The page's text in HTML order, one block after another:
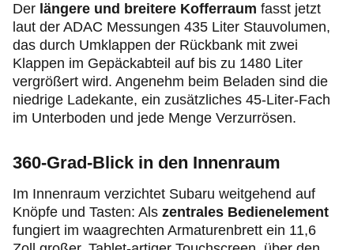
Der längere und breitere Kofferraum fasst jetzt
laut der ADAC Messungen 435 Liter Stauvolumen,
das durch Umklappen der Rückbank mit zwei
Klappen im Gepäckabteil auf bis zu 1480 Liter
vergrößert wird. Angenehm beim Beladen sind die
niedrige Ladekante, ein zusätzliches 45-Liter-Fach
im Unterboden und jede Menge Verzurrösen.
360-Grad-Blick in den Innenraum
Im Innenraum verzichtet Subaru weitgehend auf
Knöpfe und Tasten: Als zentrales Bedienelement
fungiert im waagrechten Armaturenbrett ein 11,6